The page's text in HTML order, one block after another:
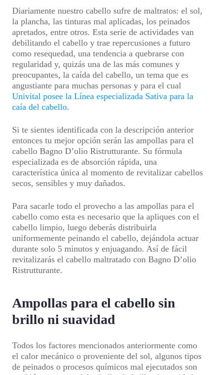
Diariamente nuestro cabello sufre de maltratos: el sol,
la plancha, las tinturas mal aplicadas, los peinados
apretados, entre otros. Esta serie de actividades van
debilitando el cabello y trae repercusiones a futuro
como resequedad, una tendencia a quebrarse con
regularidad y, quizás una de las más comunes y
preocupantes, la caída del cabello, un tema que es
angustiante para muchas personas y para el cual
Univital posee la Línea especializada Sativa para la
caía del cabello.
Si te sientes identificada con la descripción anterior
entonces tu mejor opción serán las ampollas para el
cabello Bagno D’olio Ristrutturante. Su fórmula
especializada es de absorción rápida, una
característica única al momento de revitalizar cabellos
secos, sensibles y muy dañados.
Para sacarle todo el provecho a las ampollas para el
cabello como esta es necesario que la apliques con el
cabello limpio, luego deberás distribuirla
uniformemente peinando el cabello, dejándola actuar
durante solo 5 minutos y enjuagando. Así de fácil
revitalizarás el cabello maltratado con Bagno D’olio
Ristrutturante.
Ampollas para el cabello sin
brillo ni suavidad
Todos los factores mencionados anteriormente como
el calor mecánico o proveniente del sol, algunos tipos
de peinados o procesos químicos mal ejecutados son